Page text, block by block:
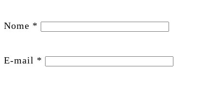
Nome *
E-mail *